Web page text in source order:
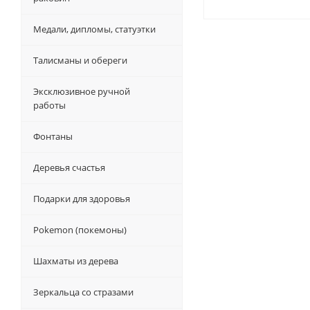
Медали, дипломы, статуэтки
Талисманы и обереги
Эксклюзивное ручной
работы
Фонтаны
Деревья счастья
Подарки для здоровья
Pokemon (покемоны)
Шахматы из дерева
Зеркальца со стразами